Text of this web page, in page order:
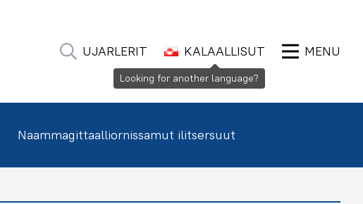
UJARLERIT KALAALLISUT MENU
Naammagittaalliornissamut ilitsersuut
Looking for another language?